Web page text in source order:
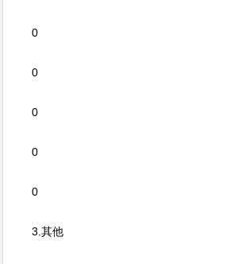
0
0
0
0
0
3.其他